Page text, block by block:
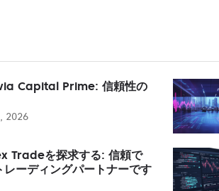
Capital Prime: 信頼性の
2026
Tradeを探求する: 信頼で
レーディングパートナーです